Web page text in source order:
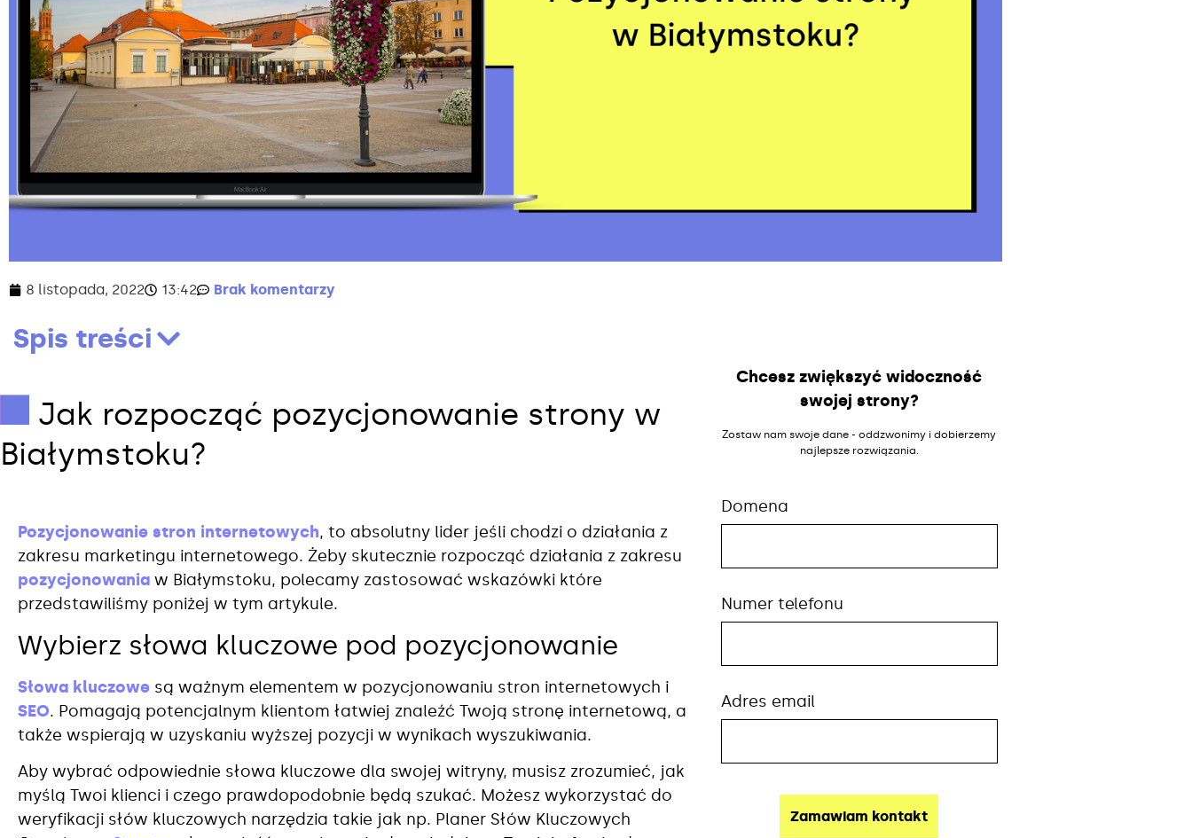
8 listopada, 2022 13:42 Brak komentarzy
Spis treści
Jak rozpocząć pozycjonowanie strony w
Białymstoku?
Pozycjonowanie stron internetowych, to absolutny lider jeśli chodzi o działania z
zakresu marketingu internetowego. Żeby skutecznie rozpocząć działania z zakresu
pozycjonowania w Białymstoku, polecamy zastosować wskazówki które
przedstawiliśmy poniżej w tym artykule.
Wybierz słowa kluczowe pod pozycjonowanie
Słowa kluczowe są ważnym elementem w pozycjonowaniu stron internetowych i
SEO. Pomagają potencjalnym klientom łatwiej znaleźć Twoją stronę internetową, a
także wspierają w uzyskaniu wyższej pozycji w wynikach wyszukiwania.
Aby wybrać odpowiednie słowa kluczowe dla swojej witryny, musisz zrozumieć, jak
myślą Twoi klienci i czego prawdopodobnie będą szukać. Możesz wykorzystać do
weryfikacji słów kluczowych narzędzia takie jak np. Planer Słów Kluczowych
Chcesz zwiększyć widoczność
swojej strony?
Zostaw nam swoje dane - oddzwonimy i dobierzemy
najlepsze rozwiązania.
Domena
Numer telefonu
Adres email